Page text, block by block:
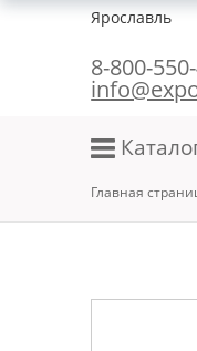
Ярославль
8-800-
Главная